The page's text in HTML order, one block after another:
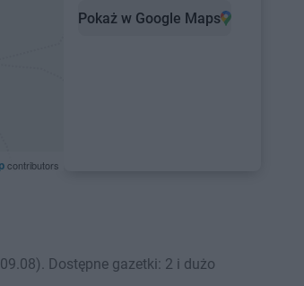
Pokaż w Google Maps
contributors
Dostępne gazetki: 2 i dużo